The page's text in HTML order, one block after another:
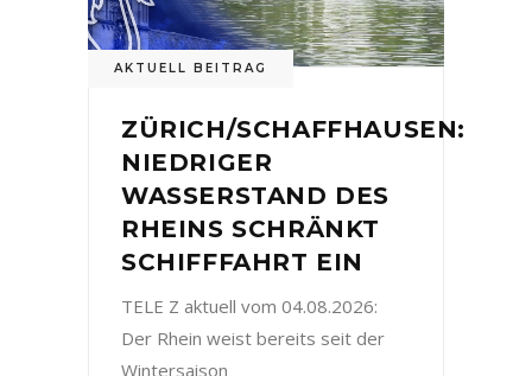
AKTUELL BEITRAG
ZÜRICH/SCHAFFHAUSEN:
NIEDRIGER
WASSERSTAND DES
RHEINS SCHRÄNKT
SCHIFFFAHRT EIN
TELE Z aktuell vom 04.08.2026:
Der Rhein weist bereits seit der
Wintersaison